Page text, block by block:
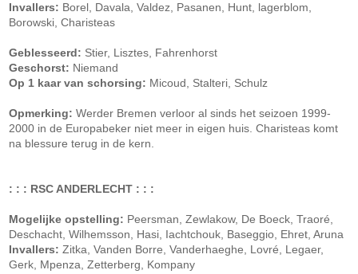
Invallers: Borel, Davala, Valdez, Pasanen, Hunt, lagerblom,
Borowski, Charisteas
Geblesseerd: Stier, Lisztes, Fahrenhorst
Geschorst: Niemand
Op 1 kaar van schorsing: Micoud, Stalteri, Schulz
Opmerking: Werder Bremen verloor al sinds het seizoen 1999-
2000 in de Europabeker niet meer in eigen huis. Charisteas komt
na blessure terug in de kern.
: : : RSC ANDERLECHT : : :
Mogelijke opstelling: Peersman, Zewlakow, De Boeck, Traoré,
Deschacht, Wilhemsson, Hasi, Iachtchouk, Baseggio, Ehret, Aruna
Invallers: Zitka, Vanden Borre, Vanderhaeghe, Lovré, Legaer,
Gerk, Mpenza, Zetterberg, Kompany